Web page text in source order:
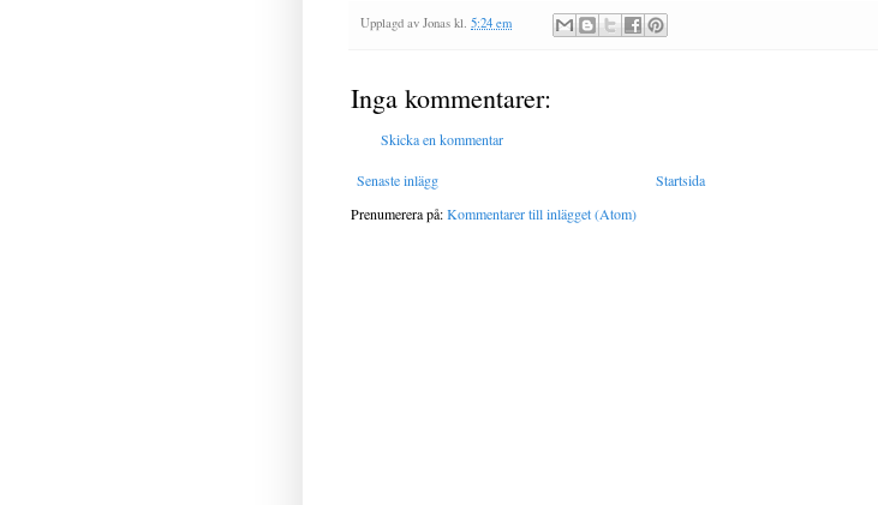
Upplagd av Jonas kl. 5:24 em
Inga kommentarer:
Skicka en kommentar
Senaste inlägg
Startsida
Prenumerera på:Kommentarer till inlägget (Atom)